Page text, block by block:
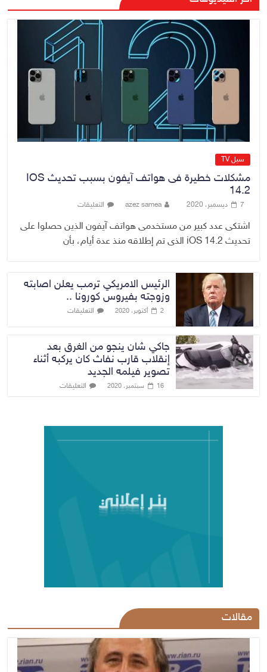
المشاريع الاستراتيجية بالموصل
ويشدد على ضرورة إنجازها
8 أغسطس، 2026 No Comment
وزير النفط: الوزارة نجحت في تأمين
المنتجات النفطية رغم تحديات
الملاحة وأزمة مضيق هرمز
سيل TV
مشكلات خطيرة فى هواتف آيفون بسبب تحديث IOS
14.2
7 ديسمبر، 2020 azez samea التعليقات
اشتكى عدد كبير من مستخدمى هواتف آيفون الذين حصلوا على
تحديث iOS 14.2 الذى تم إطلاقه منذ عدة أيام، بأن
الرئيس الامريكي ترمب يعلن اصابته
وزوجته بفيروس كورونا ..
2 أكتوبر، 2020 التعليقات
جاكي شان ينجو من الغرق بعد
إنقلاب قارب نفاث كان يركبه أثناء
تصوير فيلمه الجديد
16 سبتمبر، 2020 التعليقات
مقالات